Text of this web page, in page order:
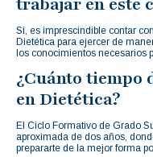
Sí, es imprescindible contar
Dietética para ejercer de
los conocimientos necesarios
¿Cuánto tiempo
en Dietética?
El Ciclo Formativo de Grado
aproximada de dos años,
prepararte de la mejor forma